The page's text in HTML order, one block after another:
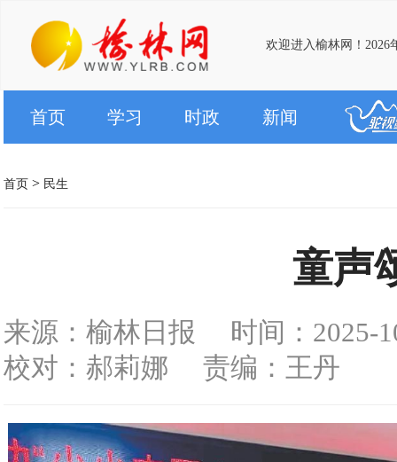
欢迎进入榆林网！2026
首页 学习 时政 新闻
首页 > 民生
童声
来源：榆林日报
时间：2025-
校对：郝莉娜
责编：王丹